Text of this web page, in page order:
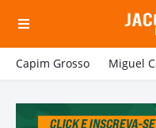
Capim Grosso Miguel